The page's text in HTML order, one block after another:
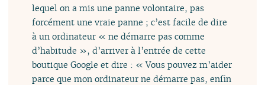
lequel on a mis une panne volontaire, pas
forcément une vraie panne ; c’est facile de dire
à un ordinateur « ne démarre pas comme
d’habitude », d’arriver à l’entrée de cette
boutique Google et dire : « Vous pouvez m’aider
parce que mon ordinateur ne démarre pas, enfin